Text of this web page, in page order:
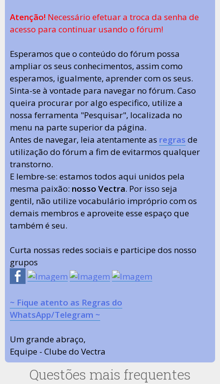
Atenção! Necessário efetuar a troca da senha de
acesso para continuar usando o fórum!
Esperamos que o conteúdo do fórum possa
ampliar os seus conhecimentos, assim como
esperamos, igualmente, aprender com os seus.
Sinta-se à vontade para navegar no fórum. Caso
queira procurar por algo especifico, utilize a
nossa ferramenta "Pesquisar", localizada no
menu na parte superior da página.
Antes de navegar, leia atentamente as regras de
utilização do fórum a fim de evitarmos qualquer
transtorno.
E lembre-se: estamos todos aqui unidos pela
mesma paixão: nosso Vectra. Por isso seja
gentil, não utilize vocabulário impróprio com os
demais membros e aproveite esse espaço que
também é seu.
Curta nossas redes sociais e participe dos nosso
grupos
~ Fique atento as Regras do
WhatsApp/Telegram ~
Um grande abraço,
Equipe - Clube do Vectra
Questões mais frequentes